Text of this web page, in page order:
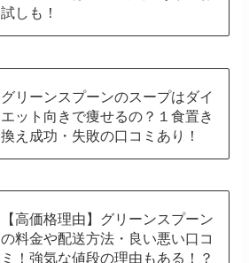
試しも！
グリーンスプーンのスープはダイ
エット向きで痩せるの？１食置き
換え成功・失敗の口コミあり！
【高価格理由】グリーンスプーン
の料金や配送方法・良い悪い口コ
ミ！強気な値段の理由もある！？